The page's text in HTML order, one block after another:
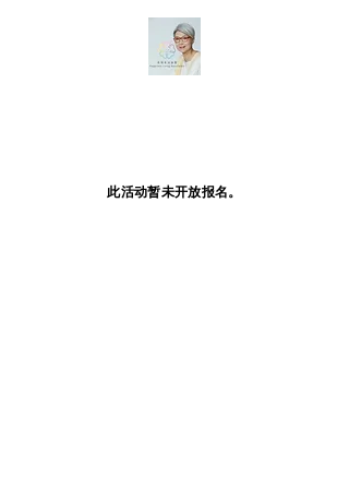
此活动暂未开放报名。